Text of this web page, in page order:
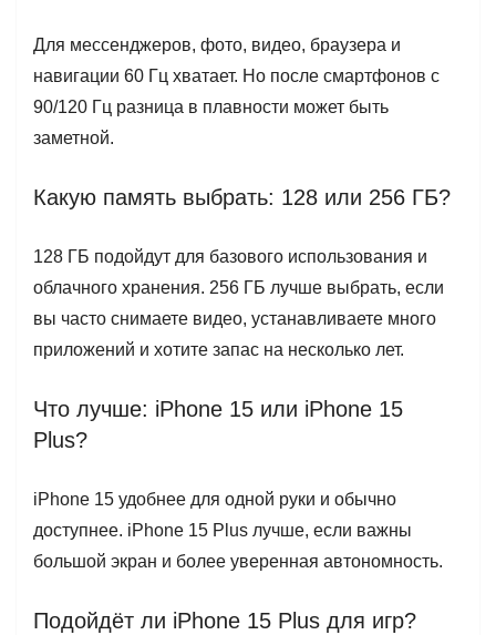
Для мессенджеров, фото, видео, браузера и
навигации 60 Гц хватает. Но после смартфонов с
90/120 Гц разница в плавности может быть
заметной.
Какую память выбрать: 128 или 256 ГБ?
128 ГБ подойдут для базового использования и
облачного хранения. 256 ГБ лучше выбрать, если
вы часто снимаете видео, устанавливаете много
приложений и хотите запас на несколько лет.
Что лучше: iPhone 15 или iPhone 15
Plus?
iPhone 15 удобнее для одной руки и обычно
доступнее. iPhone 15 Plus лучше, если важны
большой экран и более уверенная автономность.
Подойдёт ли iPhone 15 Plus для игр?